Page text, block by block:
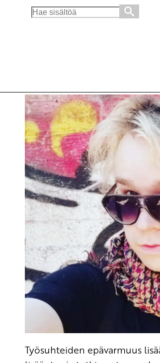
Search
Lakiesitys ei poista
Työsuhteiden epävarmuus